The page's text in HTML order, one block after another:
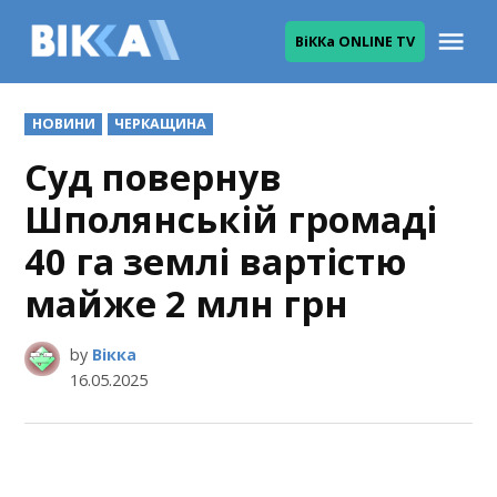
ВіККа ONLINE TV
POSTED
IN
НОВИНИ ЧЕРКАЩИНА
Суд повернув
Шполянській громаді
40 га землі вартістю
майже 2 млн грн
by Вікка
16.05.2025